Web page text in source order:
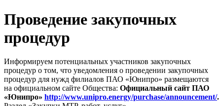
Проведение закупочных
процедур
Информируем потенциальных участников закупочных
процедур о том, что уведомления о проведении закупочных
процедур для нужд филиалов ПАО «Юнипро» размещаются
на официальном сайте Общества: Официальный сайт ПАО
«Юнипро» http://www.unipro.energy/purchase/announcement/.